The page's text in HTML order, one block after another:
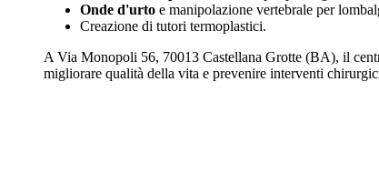
Onde d'urto e manipolazione vertebrale per
Creazione di tutori termoplastici.
A Via Monopoli 56, 70013 Castellana Grotte (BA), il
migliorare qualità della vita e prevenire interventi